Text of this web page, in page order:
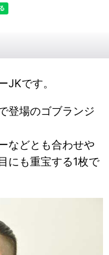
です。
登場のゴブランジ
などとも合わせや
にも重宝する1枚で